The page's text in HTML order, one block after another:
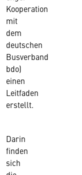
Kooperation
mit
dem
deutschen
Busverband
bdo)
einen
Leitfaden
erstellt.
Darin
finden
sich